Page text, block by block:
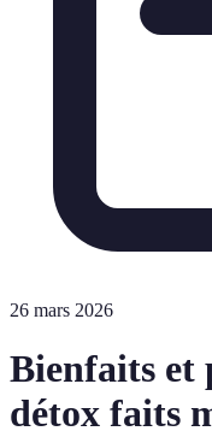
26 mars 2026
Bienfaits et
détox faits